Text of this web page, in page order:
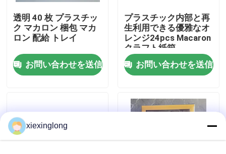
品質管理
連絡 ください
事件
透明 40 枚 プラスチッ
ク マカロン 梱包 マカ
ロン 配給 トレイ
お問い合わせを送信
プラスチック内部と再
生利用できる優雅なオ
レンジ24pcs Macaron
クラフト紙箱
お問い合わせを送信
xiexinglong